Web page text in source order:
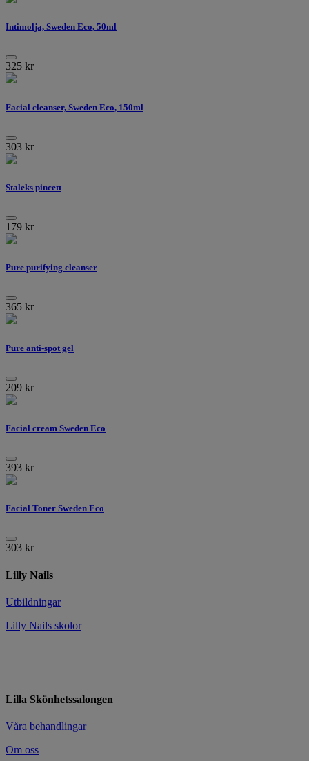
Intimolja, Sweden Eco, 50ml
325 kr
Facial cleanser, Sweden Eco, 150ml
303 kr
Staleks pincett
179 kr
Pure purifying cleanser
365 kr
Pure anti-spot gel
209 kr
Facial cream Sweden Eco
393 kr
Facial Toner Sweden Eco
303 kr
Lilly Nails
Utbildningar
Lilly Nails skolor
Lilla Skönhetssalongen
Våra behandlingar
Om oss